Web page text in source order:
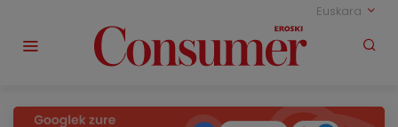
Euskara